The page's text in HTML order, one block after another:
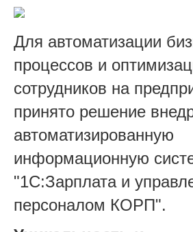
Для автоматизации
процессов и
сотрудников на
принято решение
автоматизированную
информационную
"1С:Зарплата и
персоналом КОРП".